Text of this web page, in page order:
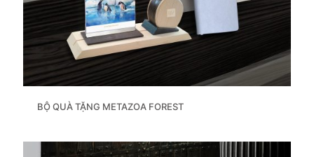
BỘ QUÀ TẶNG METAZOA FOREST